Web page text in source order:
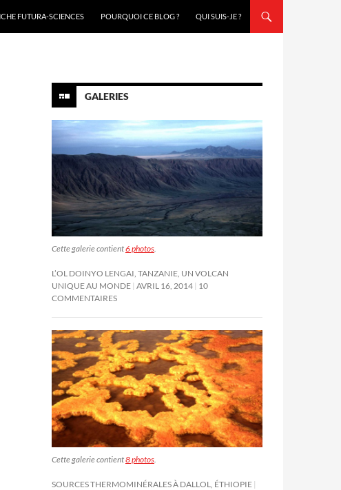
FUTURA-SCIENCES
POURQUOI CE BLOG ? QUI SUIS-JE ?
GALERIES
Cette galerie contient6 photos.
L’OL DOINYO LENGAI, TANZANIE, UN VOLCAN
UNIQUE AU MONDE AVRIL 16, 2014 10
COMMENTAIRES
Cette galerie contient8 photos
SOURCES THERMOMINÉRALES À DALLOL, ÉTHIOPIE